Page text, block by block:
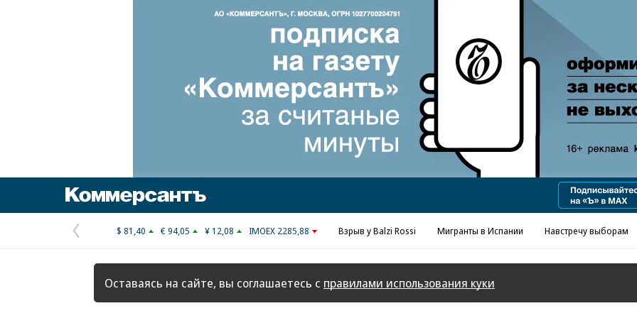
Предыдущая
страница
$ 81,40 € 94,05 ¥ 12,08 IMOEX 2285,88 Взрыв у Balzi Rossi Мигранты в Испании Навстречу выборам
Оставаясь на сайте, вы соглашаетесь с правилами использования куки